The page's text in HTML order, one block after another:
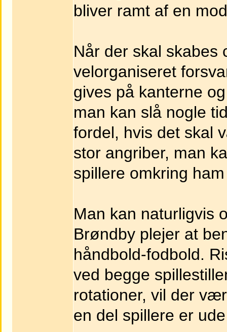
bliver ramt af en
Når der skal skabes
velorganiseret
gives på kanterne
man kan slå nogle
fordel, hvis det skal
stor angriber, man
spillere omkring
Man kan naturligvis
Brøndby plejer at
håndbold-fodbold.
ved begge
rotationer, vil der
en del spillere er